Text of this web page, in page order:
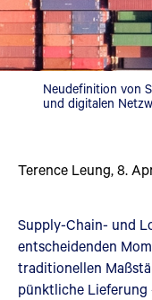
Neudefinition von
und digitalen
Terence Leung,8.
Supply-Chain- und
entscheidenden
traditionellen
pünktliche